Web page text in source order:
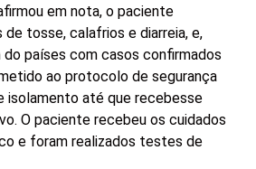
em nota, o paciente
tosse, calafrios e diarreia, e,
do países com casos confirmados
ao protocolo de segurança
isolamento até que recebesse
O paciente recebeu os cuidados
e foram realizados testes de